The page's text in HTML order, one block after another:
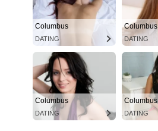
Columbus
DATING
Columbus
DATING
Columbus
DATING
Columbus
DATING